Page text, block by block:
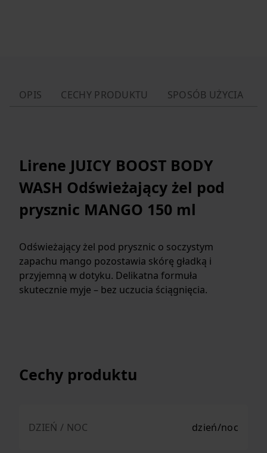
OPIS CECHY PRODUKTU SPOSÓB UŻYCIA
Lirene JUICY BOOST BODY
WASH Odświeżający żel pod
prysznic MANGO 150 ml
Odświeżający żel pod prysznic o soczystym
zapachu mango pozostawia skórę gładką i
przyjemną w dotyku. Delikatna formuła
skutecznie myje – bez uczucia ściągnięcia.
Cechy produktu
DZIEŃ / NOC dzień/noc